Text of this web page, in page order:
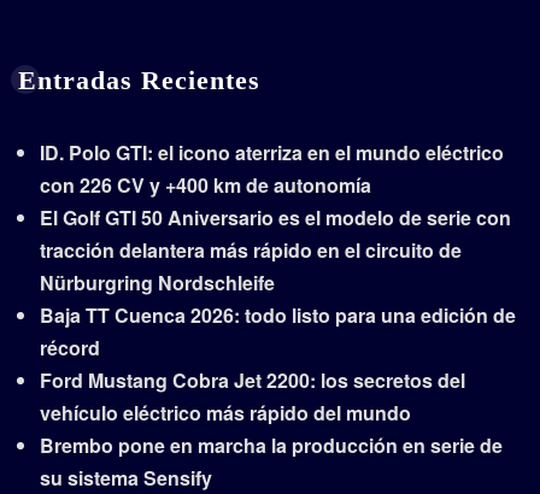
Entradas Recientes
ID. Polo GTI: el icono aterriza en el mundo eléctrico
con 226 CV y +400 km de autonomía
El Golf GTI 50 Aniversario es el modelo de serie con
tracción delantera más rápido en el circuito de
Nürburgring Nordschleife
Baja TT Cuenca 2026: todo listo para una edición de
récord
Ford Mustang Cobra Jet 2200: los secretos del
vehículo eléctrico más rápido del mundo
Brembo pone en marcha la producción en serie de
su sistema Sensify